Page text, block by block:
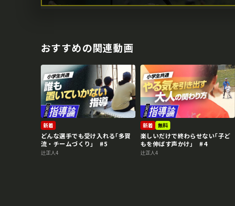
おすすめの関連動画
新着
どんな選手でも受け入れる｢多賀
流・チームづくり｣ #5
辻正人4
新着 無料
楽しいだけで終わらせない｢子ど
もを伸ばす声かけ｣ #4
辻正人4